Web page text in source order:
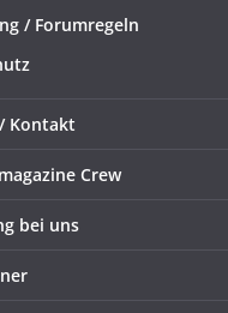
/ Forumregeln
Kontakt
Crew
bei uns